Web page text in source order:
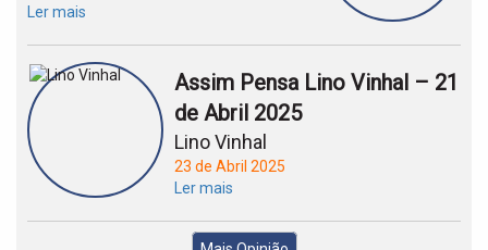
Ler mais
Assim Pensa Lino Vinhal – 21
de Abril 2025
Lino Vinhal
23 de Abril 2025
Ler mais